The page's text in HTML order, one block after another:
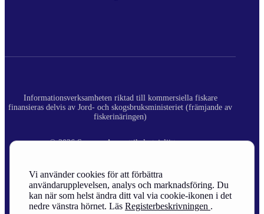
Vi använder cookies för att förbättra
användarupplevelsen, analys och marknadsföring. Du
kan när som helst ändra ditt val via cookie-ikonen i det
nedre vänstra hörnet. Läs Registerbeskrivningen .
Informationsverksamheten riktad till kommersiella fiskare
finansieras delvis av Jord- och skogsbruksministeriet (främjande av
fiskerinäringen)
© 2026 Suomen Ammattikalastajaliitto ry.
Site Credits